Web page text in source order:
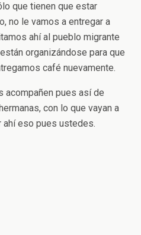
que tienen que estar
no le vamos a entregar a
ahí al pueblo migrante
organizándose para que
café nuevamente.
acompañen pues así de
con lo que vayan a
ahí eso pues ustedes.